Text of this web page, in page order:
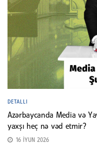
DETALLI
Azərbaycanda Media və
yaxşı heç nə vəd etmir?
16 İYUN 2026